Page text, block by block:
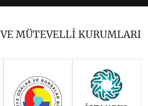
2022 2021
MÜTEVELLİ KURUMLARI